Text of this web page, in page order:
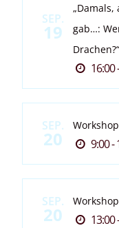
SEP.
19
gab…:
Drachen?“
16:00
SEP.
20 9:00 -
SEP.
20 13:00